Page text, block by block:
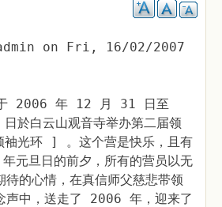
on Fri, 16/02/2007
年 12 月 31 日至
白云山观音寺举办第二届领
光环 ] 。这个营是快乐，且有
元旦日的前夕，所有的营员以无
待的心情，在真信师父慈悲带领
声中，送走了 2006 年，迎来了